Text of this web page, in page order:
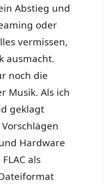
Abstieg und
oder
vermissen,
ausmacht.
noch die
Musik. Als ich
geklagt
Hardware
als